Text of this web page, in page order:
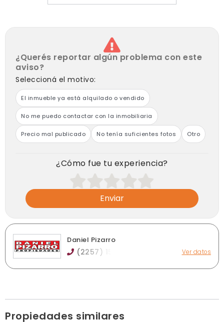
¿Querés reportar algún problema con este
aviso?
Seleccioná el motivo:
El inmueble ya está alquilado o vendido
No me puedo contactar con la inmobiliaria
Precio mal publicado No tenía suficientes fotos Otro
¿Cómo fue tu experiencia?
Enviar
Daniel Pizarro
(2257) 15 Ver datos
Ver publicaciones de la inmobiliaria
Propiedades similares